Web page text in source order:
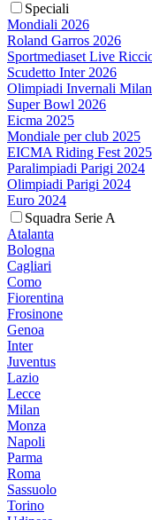
Speciali
Mondiali 2026
Roland Garros 2026
Sportmediaset Live
Scudetto Inter 2026
Olimpiadi Invernali
Super Bowl 2026
Eicma 2025
Mondiale per club 2025
EICMA Riding Fest 2025
Paralimpiadi Parigi 2024
Olimpiadi Parigi 2024
Euro 2024
Squadra Serie A
Atalanta
Bologna
Cagliari
Como
Fiorentina
Frosinone
Genoa
Inter
Juventus
Lazio
Lecce
Milan
Monza
Napoli
Parma
Roma
Sassuolo
Torino